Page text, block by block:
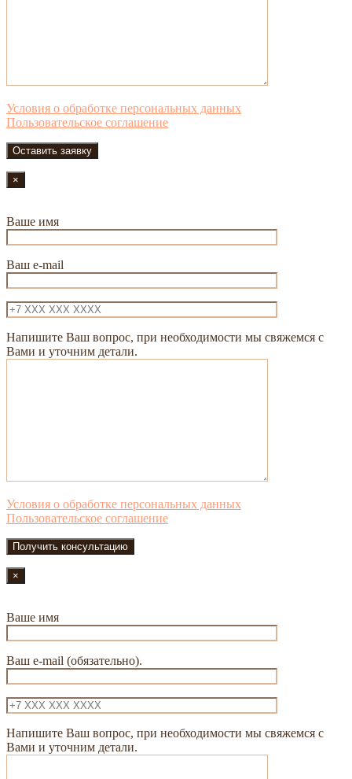
Условия о обработке персональных данных
Пользовательское соглашение
×
Ваше имя
Ваш e-mail
Напишите Ваш вопрос, при необходимости мы свяжемся с
Вами и уточним детали.
Условия о обработке персональных данных
Пользовательское соглашение
×
Ваше имя
Ваш e-mail (обязательно).
Напишите Ваш вопрос, при необходимости мы свяжемся с
Вами и уточним детали.